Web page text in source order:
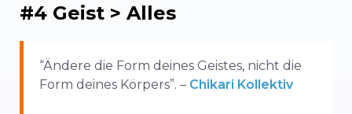
#4 Geist > Alles
“Ändere die Form deines Geistes, nicht die
Form deines Körpers”. – Chikari Kollektiv